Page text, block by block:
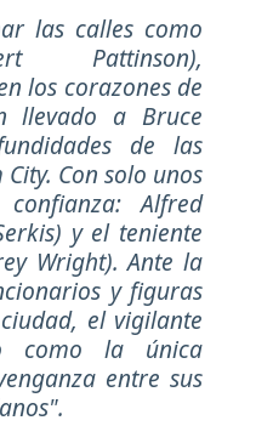
las calles como
Pattinson),
los corazones de
llevado a Bruce
de las
Con solo unos
Alfred
y el teniente
Wright). Ante la
y figuras
el vigilante
como la única
entre sus